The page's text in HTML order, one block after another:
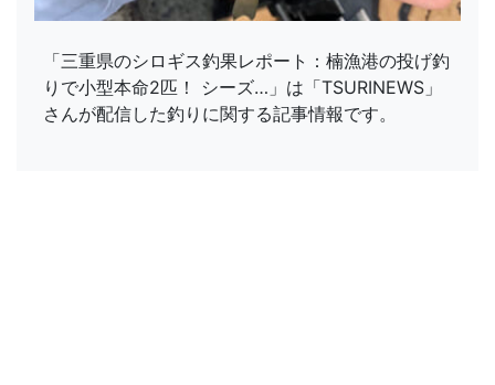
「三重県のシロギス釣果レポート：楠漁港の投げ釣
りで小型本命2匹！ シーズ…」は「TSURINEWS」
さんが配信した釣りに関する記事情報です。